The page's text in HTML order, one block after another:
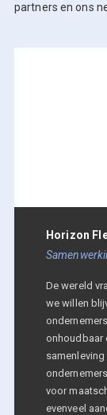
partners en ons
Horizon
De wereld
we willen
onhoudbaar
voor
evenveel